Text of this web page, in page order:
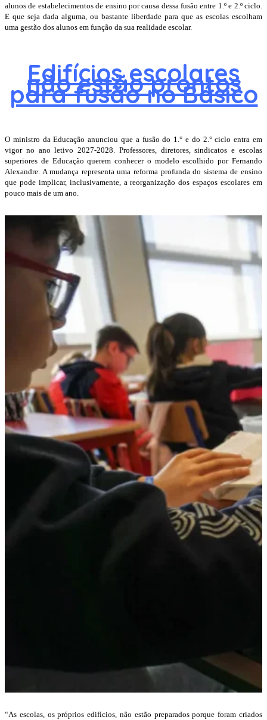
alunos de estabelecimentos de ensino por causa dessa fusão entre 1.º e 2.º ciclo.
E que seja dada alguma, ou bastante liberdade para que as escolas escolham
uma gestão dos alunos em função da sua realidade escolar.
Edifícios escolares
não estão prontos
para fusão no Básico
O ministro da Educação anunciou que a fusão do 1.° e do 2.° ciclo entra em
vigor no ano letivo 2027-2028. Professores, diretores, sindicatos e escolas
superiores de Educação querem conhecer o modelo escolhido por Fernando
Alexandre. A mudança representa uma reforma profunda do sistema de ensino
que pode implicar, inclusivamente, a reorganização dos espaços escolares em
pouco mais de um ano.
“As escolas, os próprios edifícios, não estão preparados porque foram criados